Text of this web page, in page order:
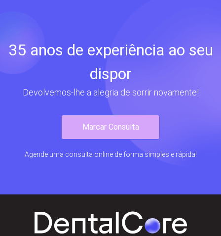
35 anos de experiência ao seu
dispor
Devolvemos-lhe a alegria de sorrir novamente!
Marcar Consulta
Agende uma consulta online de forma simples e rápida!